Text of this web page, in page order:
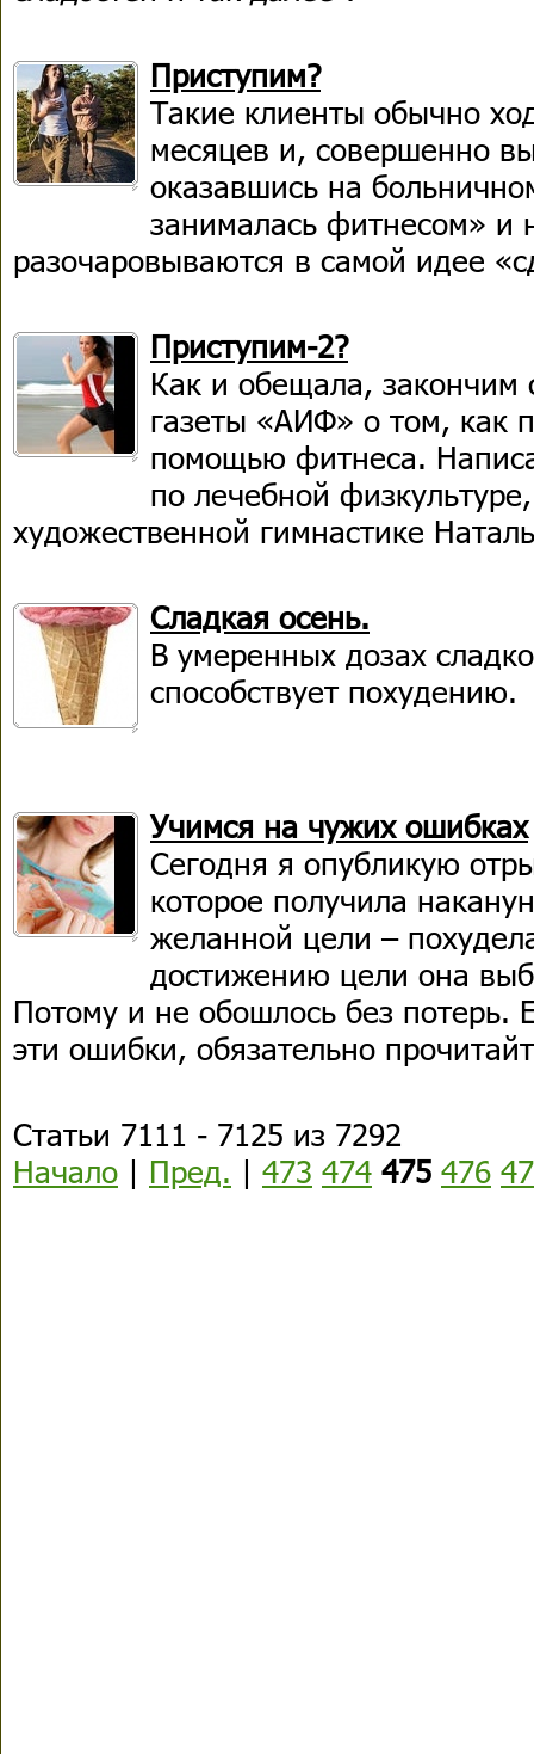
Приступим?
Такие клиенты обычно
месяцев и, совершенно
оказавшись на
занималась фитнесом» и
разочаровываются в самой идее
Приступим-2?
Как и обещала, закончим
газеты «АИФ» о том, как
помощью фитнеса.
по лечебной
художественной гимнастике
Сладкая осень.
В умеренных дозах
способствует похудению.
Учимся на чужих ошибках
Сегодня я опубликую
которое получила
желанной цели –
достижению цели она
Потому и не обошлось без потерь.
эти ошибки, обязательно
Статьи 7111 - 7125 из 7292
Начало | Пред. | 473 474 475 476